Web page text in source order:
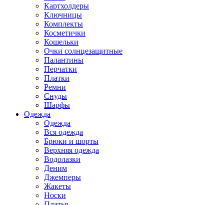
Картхолдеры
Ключницы
Комплекты
Косметички
Кошельки
Очки солнцезащитные
Палантины
Перчатки
Платки
Ремни
Снуды
Шарфы
Одежда
Одежда
Вся одежда
Брюки и шорты
Верхняя одежда
Водолазки
Деним
Джемперы
Жакеты
Носки